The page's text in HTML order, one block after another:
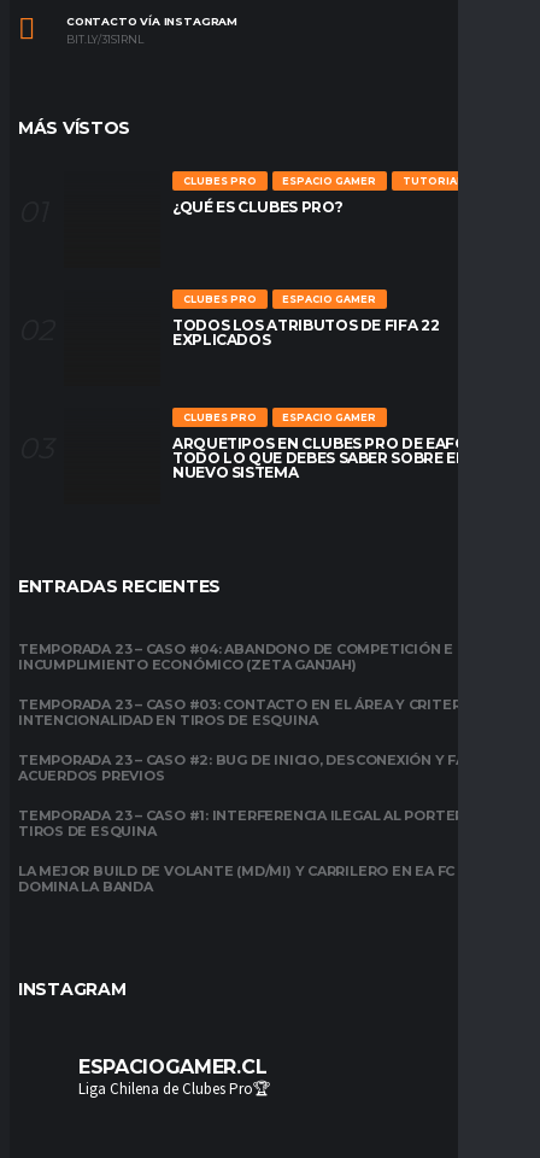
CONTACTO VÍA INSTAGRAM
BIT.LY/31S1RNL
MÁS VÍSTOS
CLUBES PRO ESPACIO GAMER TUTORIALES
¿QUÉ ES CLUBES PRO?
CLUBES PRO ESPACIO GAMER
TODOS LOS ATRIBUTOS DE FIFA 22
EXPLICADOS
CLUBES PRO ESPACIO GAMER
ARQUETIPOS EN CLUBES PRO DE EAFC26:
TODO LO QUE DEBES SABER SOBRE EL
NUEVO SISTEMA
ENTRADAS RECIENTES
TEMPORADA 23 – CASO #04: ABANDONO DE COMPETICIÓN E
INCUMPLIMIENTO ECONÓMICO (ZETA GANJAH)
TEMPORADA 23 – CASO #03: CONTACTO EN EL ÁREA Y CRITERIO DE
INTENCIONALIDAD EN TIROS DE ESQUINA
TEMPORADA 23 – CASO #2: BUG DE INICIO, DESCONEXIÓN Y FALTA DE
ACUERDOS PREVIOS
TEMPORADA 23 – CASO #1: INTERFERENCIA ILEGAL AL PORTERO EN
TIROS DE ESQUINA
LA MEJOR BUILD DE VOLANTE (MD/MI) Y CARRILERO EN EA FC 26:
DOMINA LA BANDA
INSTAGRAM
ESPACIOGAMER.CL
Liga Chilena de Clubes Pro🏆